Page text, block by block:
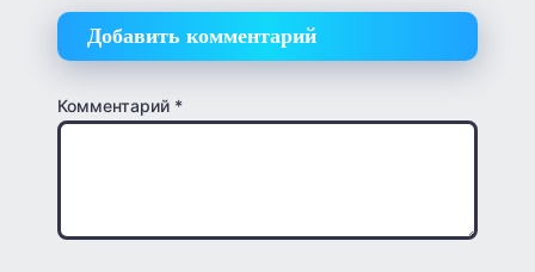
Добавить комментарий
Комментарий *